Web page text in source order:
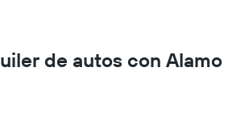
de autos con Alamo